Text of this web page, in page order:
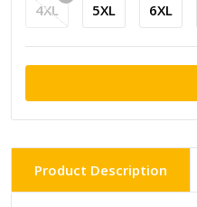
4XL 5XL 6XL
Product Description